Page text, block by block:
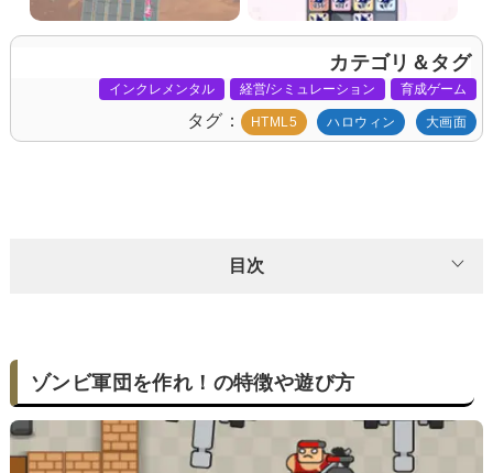
カテゴリ＆タグ
インクレメンタル 経営/シミュレーション 育成ゲーム
タグ HTML5 ハロウィン 大画面
目次
ゾンビ軍団を作れ！の特徴や遊び方